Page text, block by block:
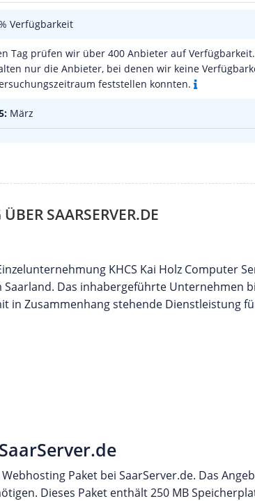
Verfügbarkeit
Tag prüfen wir über 400 Anbieter auf
nur die Anbieter, bei denen wir keine
feststellen konnten.
März
SAARSERVER.DE
KHCS Kai Holz Computer
Das inhabergeführte Unternehmen
in Zusammenhang stehende Dienstleistung
Paket bei SaarServer.de. Das
Dieses Paket enthält 250 MB